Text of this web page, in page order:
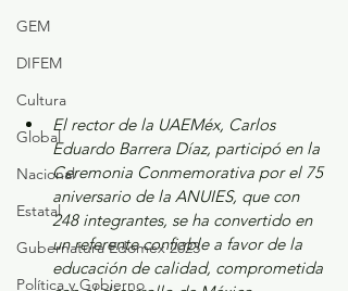
GEM
DIFEM
Cultura
Global
Nacional
Estatal
Gubernatura Edoméx 2023
Política y Gobierno
El rector de la UAEMéx, Carlos
Eduardo Barrera Díaz, participó en la
Ceremonia Conmemorativa por el 75
aniversario de la ANUIES, que con
248 integrantes, se ha convertido en
un referente confiable a favor de la
educación de calidad, comprometida